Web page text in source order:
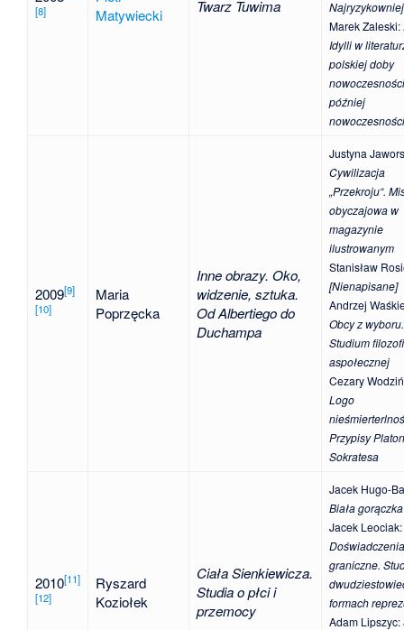
[8]
Matywiecki
Twarz Tuwima
Najryzykowniej
Marek Zaleski:
Idylli w
polskiej doby
później
nowoczesności
2009[9]
[10]
Maria
Poprzęcka
Inne obrazy. Oko,
widzenie, sztuka.
Od Albertiego do
Duchampa
Justyna
Cywilizacja
„Przekroju“.
obyczajowa w
magazynie
ilustrowanym
Stanisław
[Nienapisane]
Andrzej
Obcy z wyboru.
Studium
aspołecznej
Cezary
Logo
Przypisy
Sokratesa
2010[11]
[12]
Ryszard
Koziołek
Ciała Sienkiewicza.
Studia o płci i
przemocy
Jacek Hugo-
Biała gorączka
Jacek Leociak:
Doświadczenia
graniczne.
formach
Adam Lipszyc: